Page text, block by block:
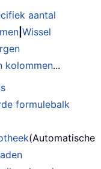
aantal
Wissel
kolommen...
formulebalk
(Automatische